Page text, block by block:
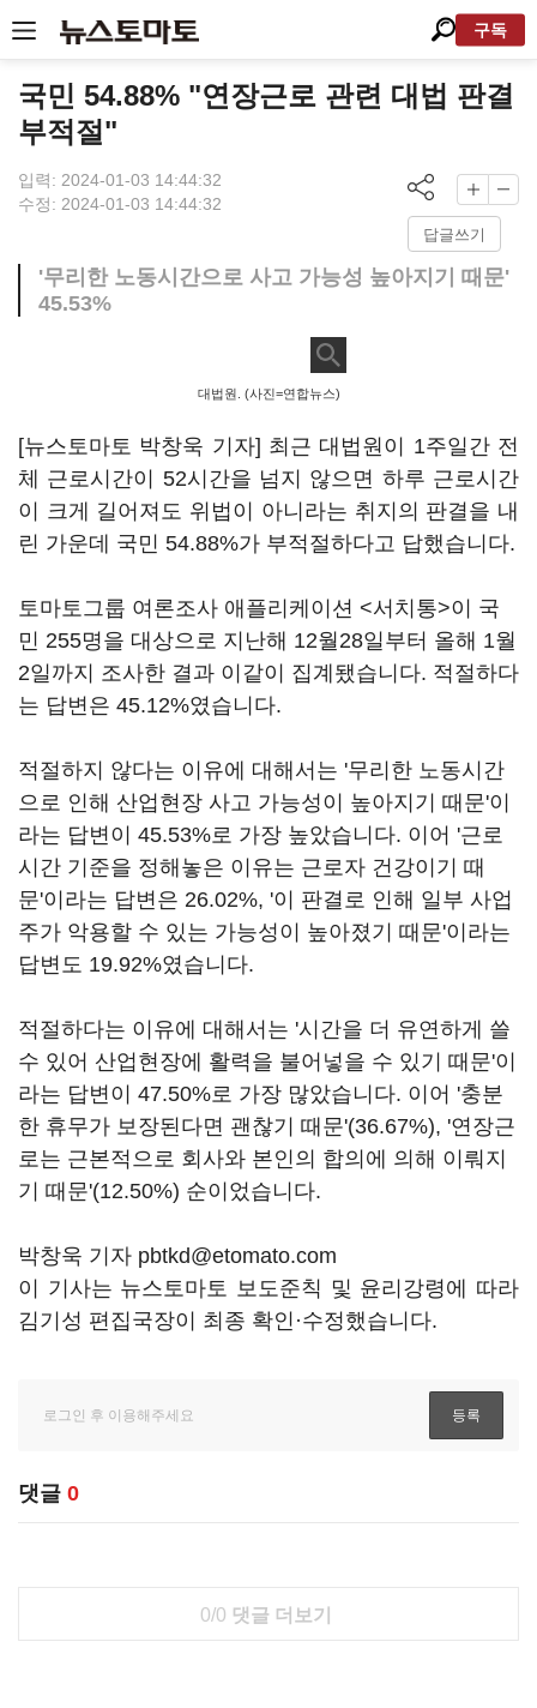
구독
국민 54.88% "연장근로 관련 대법 판결
부적절"
입력: 2024-01-03 14:44:32
수정: 2024-01-03 14:44:32
답글쓰기
'무리한 노동시간으로 사고 가능성 높아지기 때문'
45.53%
대법원. (사진=연합뉴스)
[뉴스토마토 박창욱 기자] 최근 대법원이 1주일간 전
체 근로시간이 52시간을 넘지 않으면 하루 근로시간
이 크게 길어져도 위법이 아니라는 취지의 판결을 내
린 가운데 국민 54.88%가 부적절하다고 답했습니다.
토마토그룹 여론조사 애플리케이션 <서치통>이 국
민 255명을 대상으로 지난해 12월28일부터 올해 1월
2일까지 조사한 결과 이같이 집계됐습니다. 적절하다
는 답변은 45.12%였습니다.
적절하지 않다는 이유에 대해서는 '무리한 노동시간
으로 인해 산업현장 사고 가능성이 높아지기 때문'이
라는 답변이 45.53%로 가장 높았습니다. 이어 '근로
시간 기준을 정해놓은 이유는 근로자 건강이기 때
문'이라는 답변은 26.02%, '이 판결로 인해 일부 사업
주가 악용할 수 있는 가능성이 높아졌기 때문'이라는
답변도 19.92%였습니다.
적절하다는 이유에 대해서는 '시간을 더 유연하게 쓸
수 있어 산업현장에 활력을 불어넣을 수 있기 때문'이
라는 답변이 47.50%로 가장 많았습니다. 이어 '충분
한 휴무가 보장된다면 괜찮기 때문'(36.67%), '연장근
로는 근본적으로 회사와 본인의 합의에 의해 이뤄지
기 때문'(12.50%) 순이었습니다.
박창욱 기자 pbtkd@etomato.com
이 기사는 뉴스토마토 보도준칙 및 윤리강령에 따라
김기성 편집국장이 최종 확인·수정했습니다.
댓글 0
0/0 댓글 더보기